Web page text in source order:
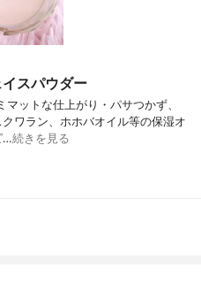
スパウダー
マットな仕上がり・パサつかず、
ワラン、ホホバオイル等の保湿オ
…続きを見る